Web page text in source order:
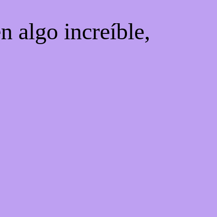
algo increíble,